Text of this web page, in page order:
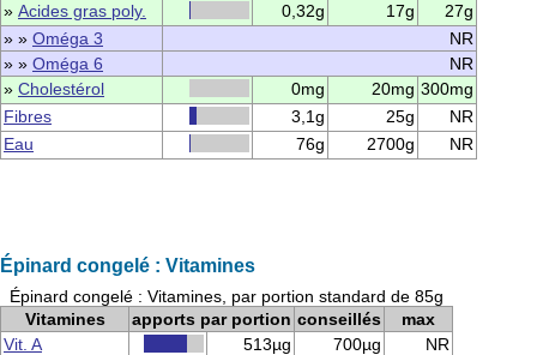
» Acides gras poly. 0,32g 17g
27g
» » Oméga 3
NR
» » Oméga 6
NR
» Cholestérol 0mg 20mg 300mg
Fibres
3,1g 25g
NR
Eau
76g 2700g NR
Épinard congelé : Vitamines
Épinard congelé : Vitamines, par portion standard de 85g
Vitamines
apports par portion conseillés
max
Vit. A
513µg 700µg
NR